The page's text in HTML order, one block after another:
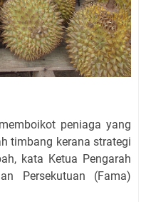
peniaga yang
timbang kerana strategi
kata Ketua Pengarah
Persekutuan (Fama)